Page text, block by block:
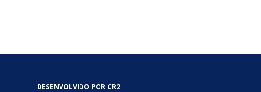
DESENVOLVIDO POR CR2